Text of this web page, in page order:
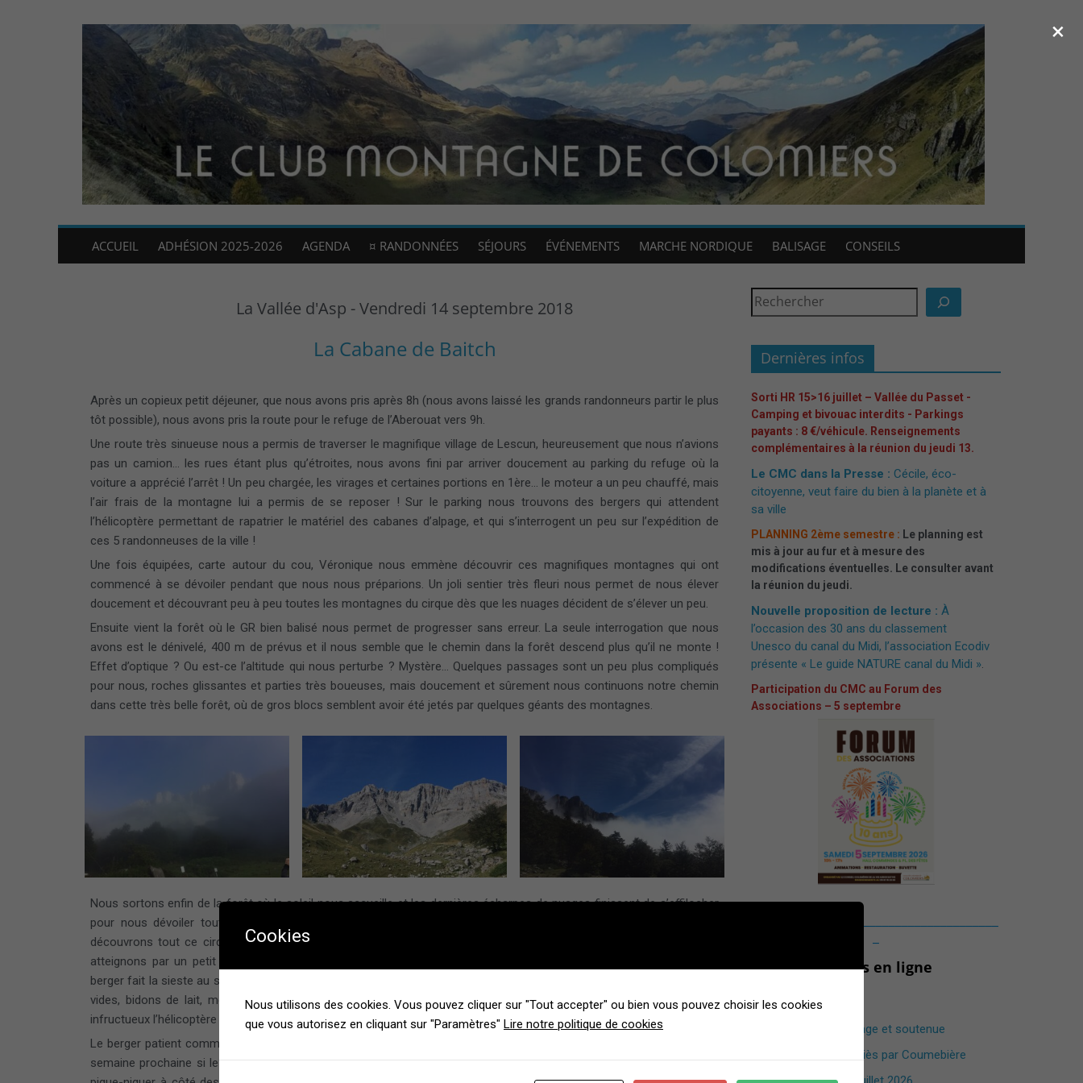
ACCUEIL ADHÉSION 2025-2026 AGENDA ¤ RANDONNÉES SÉJOURS ÉVÉNEMENTS MARCHE NORDIQUE BALISAGE CONSEILS
La Vallée d'Asp - Vendredi 14 septembre 2018
La Cabane de Baitch
Après un copieux petit déjeuner, que nous avons pris après 8h (nous avons laissé les grands randonneurs partir le plus
tôt possible), nous avons pris la route pour le refuge de l’Aberouat vers 9h.
Une route très sinueuse nous a permis de traverser le magnifique village de Lescun, heureusement que nous n’avions
pas un camion… les rues étant plus qu’étroites, nous avons fini par arriver doucement au parking du refuge où la
voiture a apprécié l’arrêt ! Un peu chargée, les virages et certaines portions en 1ère… le moteur a un peu chauffé, mais
l’air frais de la montagne lui a permis de se reposer ! Sur le parking nous trouvons des bergers qui attendent
l’hélicoptère permettant de rapatrier le matériel des cabanes d’alpage, et qui s’interrogent un peu sur l’expédition de
ces 5 randonneuses de la ville !
Une fois équipées, carte autour du cou, Véronique nous emmène découvrir ces magnifiques montagnes qui ont
commencé à se dévoiler pendant que nous nous préparions. Un joli sentier très fleuri nous permet de nous élever
doucement et découvrant peu à peu toutes les montagnes du cirque dès que les nuages décident de s’élever un peu.
Ensuite vient la forêt où le GR bien balisé nous permet de progresser sans erreur. La seule interrogation que nous
avons est le dénivelé, 400 m de prévus et il nous semble que le chemin dans la forêt descend plus qu’il ne monte !
Effet d’optique ? Ou est-ce l’altitude qui nous perturbe ? Mystère… Quelques passages sont un peu plus compliqués
pour nous, roches glissantes et parties très boueuses, mais doucement et sûrement nous continuons notre chemin
dans cette très belle forêt, où de gros blocs semblent avoir été jetés par quelques géants des montagnes.
Nous sortons enfin de la forêt où le soleil nous accueille et les dernières écharpes de nuages finissent de s’effilocher
pour nous dévoiler toute la beauté du site. Sur notre droite, il nous semble voir le Mont Rushmore, puis nous
découvrons tout ce cirque splendide. Un petit peu plus haut nous apercevons enfin la cabane de berger que nous
atteignons par un petit sentier très escarpé. Une fontaine d’eau très fraîche nous attend, et devant la cabane, un
berger fait la sieste au soleil en attendant le passage de l’hélicoptère. Tout est prêt pour la descente, bouteilles de gaz
vides, bidons de lait, même les poules et leur cage ! Mais toute la vallée est sous les nuages et après un essai
infructueux l’hélicoptère part pour d’autres rapatriements.
Le berger patient comme tous les montagnards nous dit que la descente ne sera pas pour le week-end mais pour la
semaine prochaine si le temps ne se dégrade pas. Nous redescendons sur le plateau herbeux où nous décidons de
Dernières infos
Sorti HR 15>16 juillet – Vallée du Passet -
Camping et bivouac interdits - Parkings
payants : 8 €/véhicule. Renseignements
complémentaires à la réunion du jeudi 13.
Le CMC dans la Presse : Cécile, éco-
citoyenne, veut faire du bien à la planète et à
sa ville
PLANNING 2ème semestre : Le planning est
mis à jour au fur et à mesure des
modifications éventuelles. Le consulter avant
la réunion du jeudi.
Nouvelle proposition de lecture : À
l’occasion des 30 ans du classement
Unesco du canal du Midi, l’association Ecodiv
présente « Le guide NATURE canal du Midi »
Participation du CMC au Forum des
Associations – 5 septembre
Dernières mises en ligne
Forêt de Buzet
Une randonnée sauvage et soutenue
Pique Rouge de Bassiès par Coumebière
×
Cookies
Nous utilisons des cookies. Vous pouvez cliquer sur "Tout accepter" ou bien vous pouvez choisir les cookies
que vous autorisez en cliquant sur "Paramètres" Lire notre politique de cookies